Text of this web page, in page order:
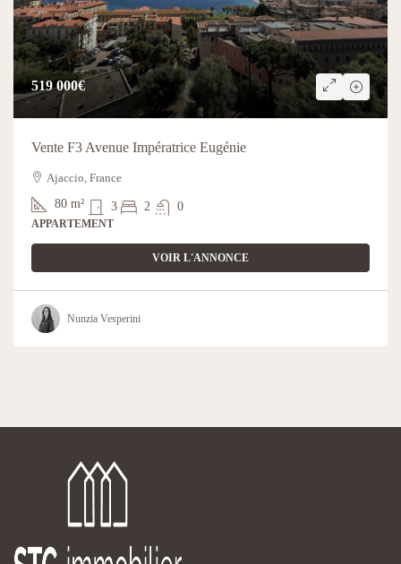
519 000€
Vente F3 Avenue Impératrice Eugénie
Ajaccio, France
80 m² 3 2 0
APPARTEMENT
VOIR L'ANNONCE
Nunzia Vesperini